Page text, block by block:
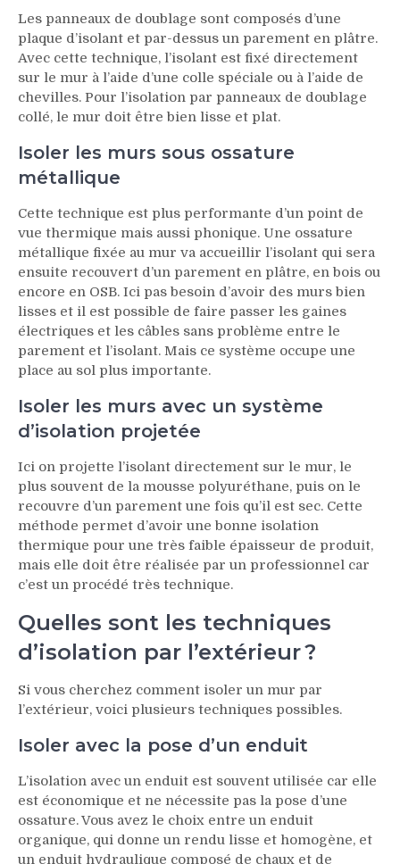
Les panneaux de doublage sont composés d’une
plaque d’isolant et par-dessus un parement en plâtre.
Avec cette technique, l’isolant est fixé directement
sur le mur à l’aide d’une colle spéciale ou à l’aide de
chevilles. Pour l’isolation par panneaux de doublage
collé, le mur doit être bien lisse et plat.
Isoler les murs sous ossature
métallique
Cette technique est plus performante d’un point de
vue thermique mais aussi phonique. Une ossature
métallique fixée au mur va accueillir l’isolant qui sera
ensuite recouvert d’un parement en plâtre, en bois ou
encore en OSB. Ici pas besoin d’avoir des murs bien
lisses et il est possible de faire passer les gaines
électriques et les câbles sans problème entre le
parement et l’isolant. Mais ce système occupe une
place au sol plus importante.
Isoler les murs avec un système
d’isolation projetée
Ici on projette l’isolant directement sur le mur, le
plus souvent de la mousse polyuréthane, puis on le
recouvre d’un parement une fois qu’il est sec. Cette
méthode permet d’avoir une bonne isolation
thermique pour une très faible épaisseur de produit,
mais elle doit être réalisée par un professionnel car
c’est un procédé très technique.
Quelles sont les techniques
d’isolation par l’extérieur ?
Si vous cherchez comment isoler un mur par
l’extérieur, voici plusieurs techniques possibles.
Isoler avec la pose d’un enduit
L’isolation avec un enduit est souvent utilisée car elle
est économique et ne nécessite pas la pose d’une
ossature. Vous avez le choix entre un enduit
organique, qui donne un rendu lisse et homogène, et
un enduit hydraulique composé de chaux et de